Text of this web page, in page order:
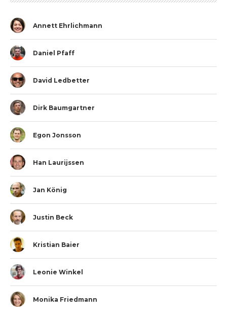
Annett Ehrlichmann
Daniel Pfaff
David Ledbetter
Dirk Baumgartner
Egon Jonsson
Han Laurijssen
Jan König
Justin Beck
Kristian Baier
Leonie Winkel
Monika Friedmann